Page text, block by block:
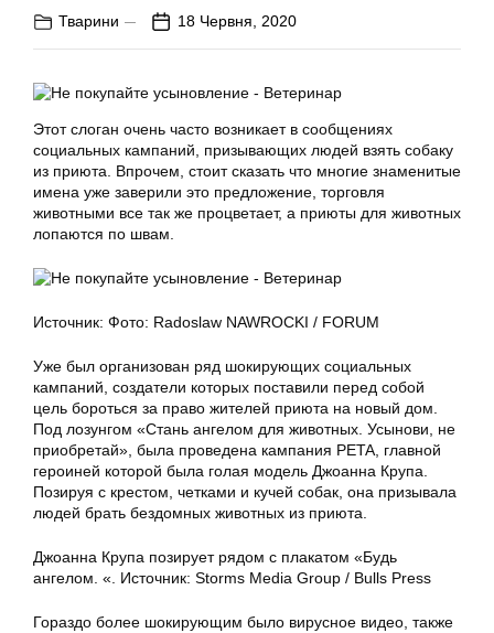
Тварини 18 Червня, 2020
Этот слоган очень часто возникает в сообщениях
социальных кампаний, призывающих людей взять собаку
из приюта. Впрочем, стоит сказать что многие знаменитые
имена уже заверили это предложение, торговля
животными все так же процветает, а приюты для животных
лопаются по швам.
Источник: Фото: Radoslaw NAWROCKI / FORUM
Уже был организован ряд шокирующих социальных
кампаний, создатели которых поставили перед собой
цель бороться за право жителей приюта на новый дом.
Под лозунгом «Стань ангелом для животных. Усынови, не
приобретай», была проведена кампания PETA, главной
героиней которой была голая модель Джоанна Крупа.
Позируя с крестом, четками и кучей собак, она призывала
людей брать бездомных животных из приюта.
Джоанна Крупа позирует рядом с плакатом «Будь
ангелом. «. Источник: Storms Media Group / Bulls Press
Гораздо более шокирующим было вирусное видео, также